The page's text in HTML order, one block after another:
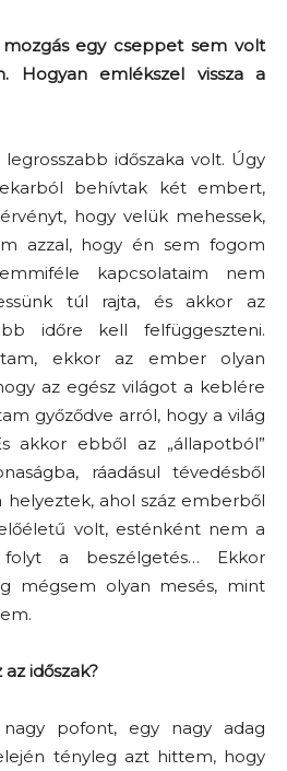
egy cseppet sem volt
Hogyan emlékszel vissza a
időszaka volt. Úgy
behívtak két embert,
hogy velük mehessek,
azzal, hogy én sem fogom
kapcsolataim nem
túl rajta, és akkor az
időre kell felfüggeszteni.
ekkor az ember olyan
az egész világot a keblére
győződve arról, hogy a világ
akkor ebből az „állapotból”
ráadásul tévedésből
helyeztek, ahol száz emberből
volt, esténként nem a
folyt a beszélgetés… Ekkor
mégsem olyan mesés, mint
időszak?
pofont, egy nagy adag
tényleg azt hittem, hogy